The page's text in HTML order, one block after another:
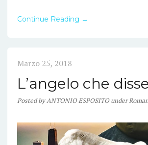
Continue Reading →
Marzo 25, 2018
L’angelo che
PostedbyANTONIO ESPOSITO under